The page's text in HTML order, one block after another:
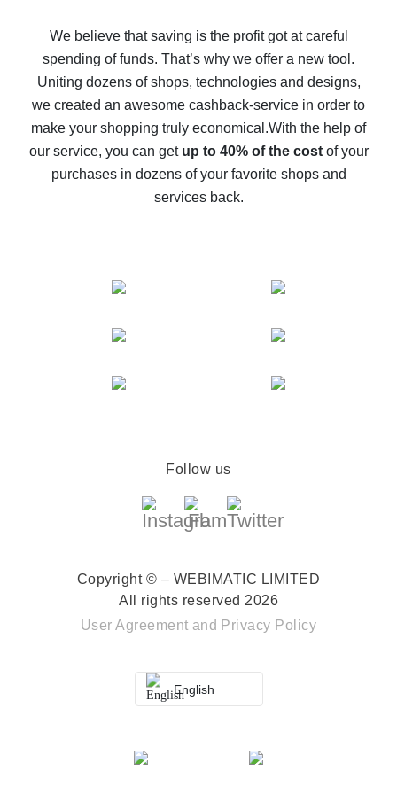
back
10% cash back on AliExpress - the impossible is
possible
The best cash back on AliExpress - how to find it
The best cash back service for AliExpress - let's
compare offers
We believe that saving is the profit got at careful
spending of funds. That’s why we offer a new tool.
Uniting dozens of shops, technologies and designs,
we created an awesome cashback-service in order to
make your shopping truly economical.With the help of
our service, you can get up to 40% of the costof your
purchases in dozens of your favorite shops and
services back.
Follow us
Copyright © – WEBIMATIC LIMITED
All rights reserved 2026
User Agreement and Privacy Policy
English